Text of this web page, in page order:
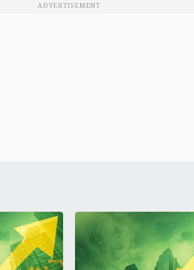
ADVERTISEMENT